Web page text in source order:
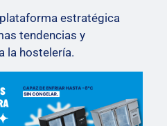
estratégica
tendencias y
la hostelería.